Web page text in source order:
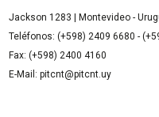
Jackson 1283 | Montevideo -
Teléfonos: (+598) 2409 6680 -
Fax: (+598) 2400 4160
E-Mail: pitcnt@pitcnt.uy